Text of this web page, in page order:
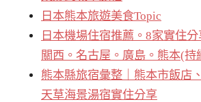
日本熊本旅遊美食Topic
日本機場住宿推薦。8家實住
關西。名古屋。廣島。熊本(持
熊本縣旅宿彙整｜熊本市飯店
天草海景湯宿實住分享